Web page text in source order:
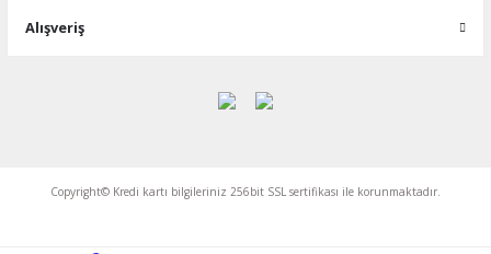
Alışveriş
Copyright© Kredi kartı bilgileriniz 256bit SSL sertifikası ile korunmaktadır.